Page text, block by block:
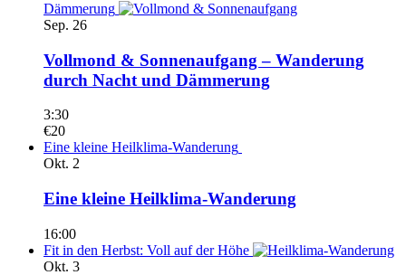
Dämmerung
Sep. 26
Vollmond & Sonnenaufgang – Wanderung
durch Nacht und Dämmerung
3:30
€20
Eine kleine Heilklima-Wanderung
Okt. 2
Eine kleine Heilklima-Wanderung
16:00
Fit in den Herbst: Voll auf der Höhe
Okt. 3